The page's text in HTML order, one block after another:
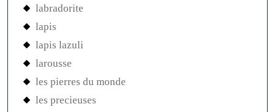
labradorite
lapis
lapis lazuli
larousse
les pierres du monde
les precieuses